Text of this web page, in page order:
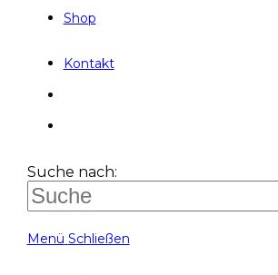
Shop
Kontakt
Suche nach:
Menü Schließen